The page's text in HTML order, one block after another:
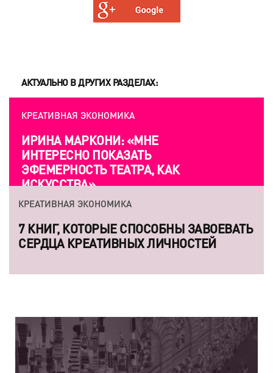
АКТУАЛЬНО В ДРУГИХ РАЗДЕЛАХ:
КРЕАТИВНАЯ ЭКОНОМИКА
ИРИНА МАРКОНИ: «МНЕ
ИНТЕРЕСНО ПОКАЗАТЬ
ЭФЕМЕРНОСТЬ ТЕАТРА, КАК
ИСКУССТВА»
КРЕАТИВНАЯ ЭКОНОМИКА
7 КНИГ, КОТОРЫЕ СПОСОБНЫ ЗАВОЕВАТЬ
СЕРДЦА КРЕАТИВНЫХ ЛИЧНОСТЕЙ